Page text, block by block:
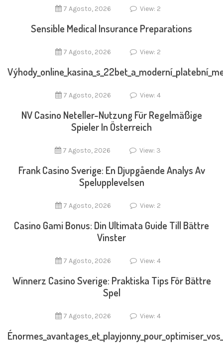
7 Agosto, 2026 View: 2
Sensible Medical Insurance Preparations
7 Agosto, 2026 View: 2
7 Agosto, 2026 View: 4
NV Casino Neteller-Nutzung Für Regelmäßige
Spieler In Österreich
7 Agosto, 2026 View: 3
Frank Casino Sverige: En Djupgående Analys Av
Spelupplevelsen
7 Agosto, 2026 View: 2
Casino Gami Bonus: Din Ultimata Guide Till Bättre
Vinster
7 Agosto, 2026 View: 4
Winnerz Casino Sverige: Praktiska Tips För Bättre
Spel
7 Agosto, 2026 View: 4